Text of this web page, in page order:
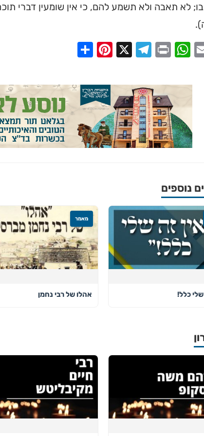
לא תאבה ולא תשמע להם, כי אין שומעין דברי
Email
WhatsApp
Print
Telegram
Pinterest
נוספים
שלי כלל!
מאמר
אהלו של רבי נחמן